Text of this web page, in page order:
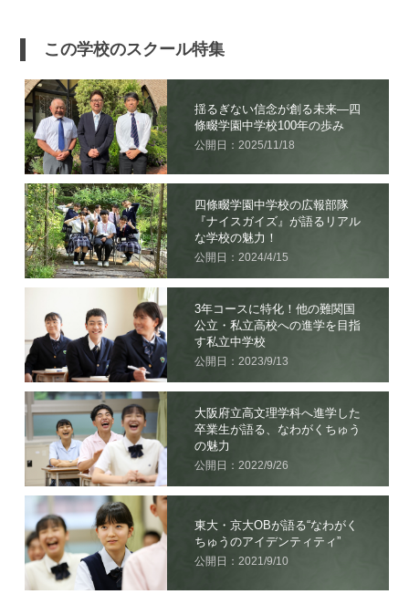
この学校のスクール特集
揺るぎない信念が創る未来―四
條畷学園中学校100年の歩み
公開日：2025/11/18
四條畷学園中学校の広報部隊
『ナイスガイズ』が語るリアル
な学校の魅力！
公開日：2024/4/15
3年コースに特化！他の難関国
公立・私立高校への進学を目指
す私立中学校
公開日：2023/9/13
大阪府立高文理学科へ進学した
卒業生が語る、なわがくちゅう
の魅力
公開日：2022/9/26
東大・京大OBが語る“なわがく
ちゅうのアイデンティティ”
公開日：2021/9/10